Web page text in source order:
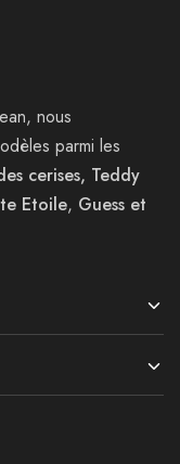
nous
parmi les
cerises, Teddy
Etoile, Guess et